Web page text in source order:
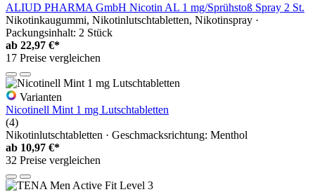
ALIUD PHARMA GmbH Nicotin AL 1 mg/Sprühstoß Spray 2 St.
Nikotinkaugummi, Nikotinlutschtabletten, Nikotinspray ·
Packungsinhalt: 2 Stück
ab 22,97 €*
17 Preise vergleichen
Varianten
Nicotinell Mint 1 mg Lutschtabletten
(4)
Nikotinlutschtabletten · Geschmacksrichtung: Menthol
ab 10,97 €*
32 Preise vergleichen